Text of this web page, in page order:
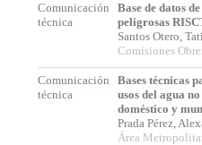
Comunicación
técnica
Base de datos
peligrosas
Santos Otero,
Comisiones
Comunicación
técnica
Bases técnicas
usos del agua
doméstico y
Prada Pérez,
Área